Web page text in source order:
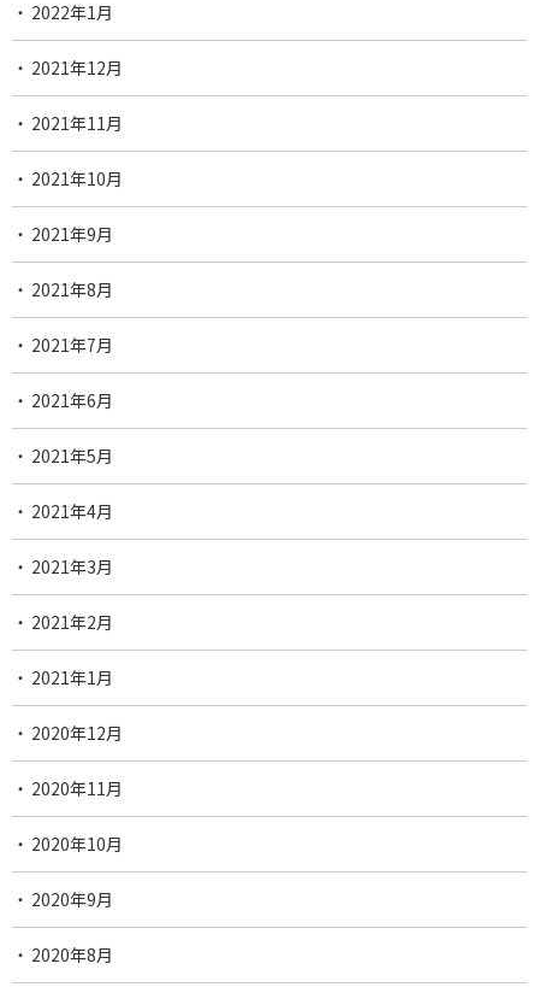
2022年1月
2021年12月
2021年11月
2021年10月
2021年9月
2021年8月
2021年7月
2021年6月
2021年5月
2021年4月
2021年3月
2021年2月
2021年1月
2020年12月
2020年11月
2020年10月
2020年9月
2020年8月